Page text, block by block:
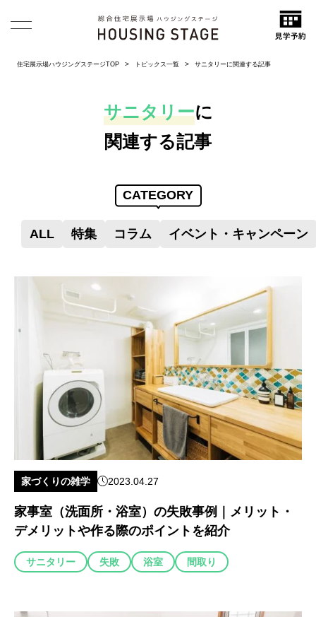
住宅展示場ハウジングステージTOP トピックス一覧 サニタリーに関連する記事
サニタリーに
関連する記事
CATEGORY
ALL 特集 コラム イベント・キャンペーン
家づくりの雑学 2023.04.27
家事室（洗面所・浴室）の失敗事例｜メリット・
デメリットや作る際のポイントを紹介
サニタリー 失敗 浴室 間取り